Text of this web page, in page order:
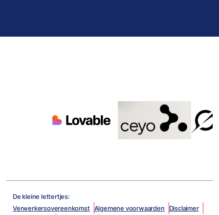
De kleine lettertjes:
Verwerkersovereenkomst Algemene voorwaarden
Disclaimer